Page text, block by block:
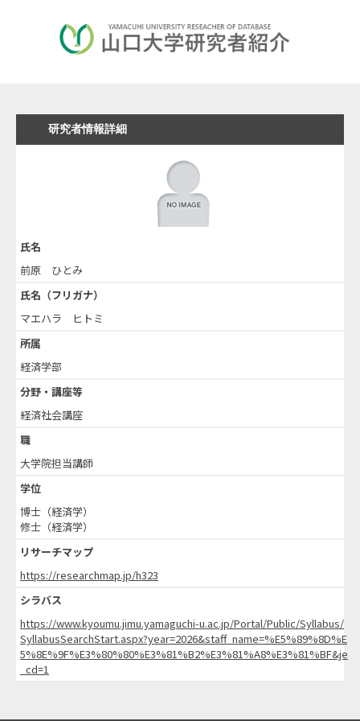
研究者情報詳細
氏名
前原 ひとみ
氏名（フリガナ）
マエハラ ヒトミ
所属
経済学部
分野・講座等
経済社会講座
職
大学院担当講師
学位
博士（経済学）
修士（経済学）
リサーチマップ
https://researchmap.jp/h323
シラバス
https://www.kyoumu.jimu.yamaguchi-u.ac.jp/Portal/Public/Syllabus/
SyllabusSearchStart.aspx?year=2026&staff_name=%E5%89%8D%E
5%8E%9F%E3%80%80%E3%81%B2%E3%81%A8%E3%81%BF&je
_cd=1